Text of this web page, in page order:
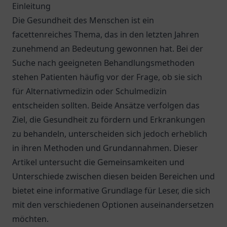
Einleitung
Die Gesundheit des Menschen ist ein
facettenreiches Thema, das in den letzten Jahren
zunehmend an Bedeutung gewonnen hat. Bei der
Suche nach geeigneten Behandlungsmethoden
stehen Patienten häufig vor der Frage, ob sie sich
für Alternativmedizin oder Schulmedizin
entscheiden sollten. Beide Ansätze verfolgen das
Ziel, die Gesundheit zu fördern und Erkrankungen
zu behandeln, unterscheiden sich jedoch erheblich
in ihren Methoden und Grundannahmen. Dieser
Artikel untersucht die Gemeinsamkeiten und
Unterschiede zwischen diesen beiden Bereichen und
bietet eine informative Grundlage für Leser, die sich
mit den verschiedenen Optionen auseinandersetzen
möchten.